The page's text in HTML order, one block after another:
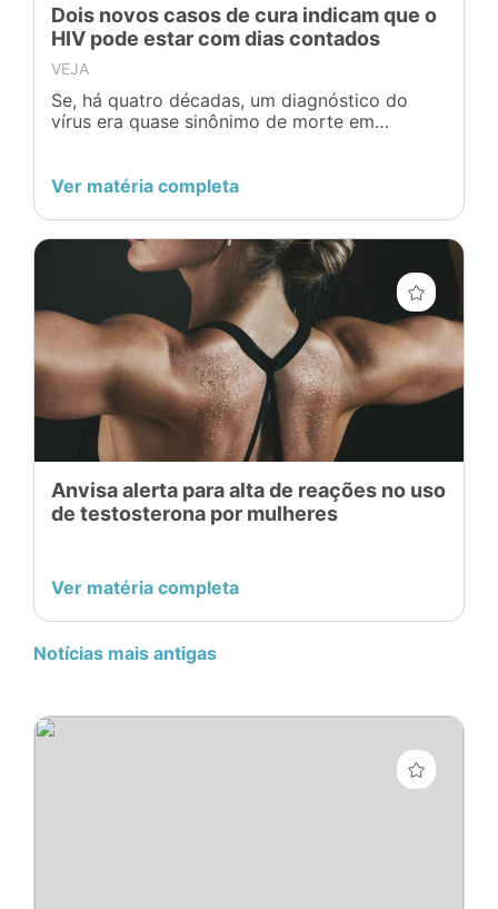
Dois novos casos de cura indicam que o
HIV pode estar com dias contados
VEJA
Se, há quatro décadas, um diagnóstico do
vírus era quase sinônimo de morte em
Ver matéria completa
Anvisa alerta para alta de reações no uso
de testosterona por mulheres
Ver matéria completa
Notícias mais antigas